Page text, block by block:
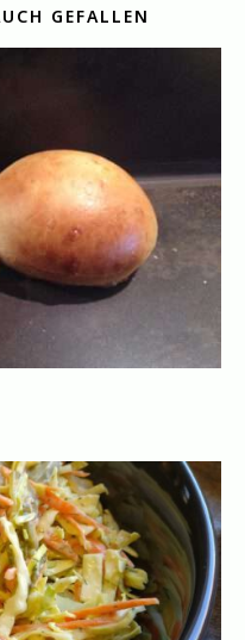
GEFALLEN